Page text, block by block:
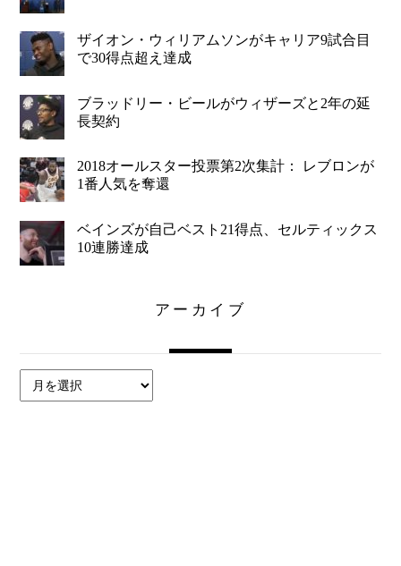
ザイオン・ウィリアムソンがキャリア9試合目
で30得点超え達成
ブラッドリー・ビールがウィザーズと2年の延
長契約
2018オールスター投票第2次集計： レブロンが
1番人気を奪還
ベインズが自己ベスト21得点、セルティックス
10連勝達成
アーカイブ
ー